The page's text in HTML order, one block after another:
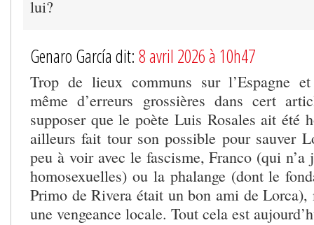
lui?
Genaro García dit: 8 avril 2026 à 10h47
Trop de lieux communs sur l’Espagne
même d’erreurs grossières dans cert
supposer que le poète Luis Rosales ait été
ailleurs fait tour son possible pour sauver
peu à voir avec le fascisme, Franco (qui
homosexuelles) ou la phalange (dont le
Primo de Rivera était un bon ami de Lorca),
une vengeance locale. Tout cela est